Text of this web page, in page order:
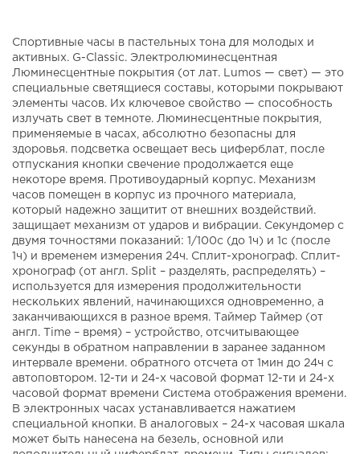
Спортивные часы в пастельных тона для молодых и
активных. G-Classic. Электролюминесцентная
Люминесцентные покрытия (от лат. Lumos — свет) — это
специальные светящиеся составы, которыми покрывают
элементы часов. Их ключевое свойство — способность
излучать свет в темноте. Люминесцентные покрытия,
применяемые в часах, абсолютно безопасны для
здоровья. подсветка освещает весь циферблат, после
отпускания кнопки свечение продолжается еще
некоторе время. Противоударный корпус. Механизм
часов помещен в корпус из прочного материала,
который надежно защитит от внешних воздействий.
защищает механизм от ударов и вибрации. Секундомер с
двумя точностями показаний: 1/100с (до 1ч) и 1с (после
1ч) и временем измерения 24ч. Сплит-хронограф. Сплит-
хронограф (от англ. Split – разделять, распределять) –
используется для измерения продолжительности
нескольких явлений, начинающихся одновременно, а
заканчивающихся в разное время. Таймер Таймер (от
англ. Time – время) – устройство, отсчитывающее
секунды в обратном направлении в заранее заданном
интервале времени. обратного отсчета от 1мин до 24ч с
автоповтором. 12-ти и 24-х часовой формат 12-ти и 24-х
часовой формат времени Система отображения времени.
В электронных часах устанавливается нажатием
специальной кнопки. В аналоговых – 24-х часовая шкала
может быть нанесена на безель, основной или